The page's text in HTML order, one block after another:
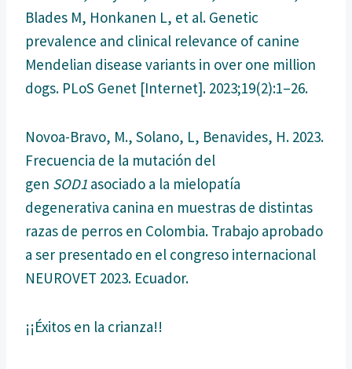
Blades M, Honkanen L, et al. Genetic
prevalence and clinical relevance of canine
Mendelian disease variants in over one million
dogs. PLoS Genet [Internet]. 2023;19(2):1–26.
Novoa-Bravo, M., Solano, L, Benavides, H. 2023.
Frecuencia de la mutación del
gen SOD1 asociado a la mielopatía
degenerativa canina en muestras de distintas
razas de perros en Colombia. Trabajo aprobado
a ser presentado en el congreso internacional
NEUROVET 2023. Ecuador.
¡¡Éxitos en la crianza!!